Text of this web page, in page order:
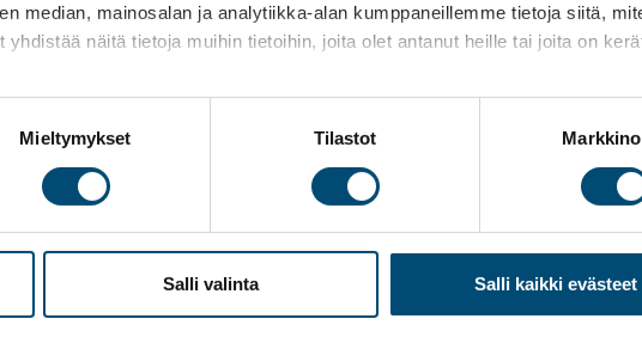
median, mainosalan ja analytiikka-alan kumppaneillemme tietoja siitä,
näitä tietoja muihin tietoihin, joita olet antanut heille tai joita on
Mieltymykset Tilastot
Salli valinta Salli kaikki evästeet
uutiskirjeissä voi olla
Lisäksi listalle